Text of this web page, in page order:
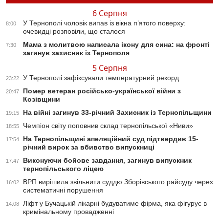
6 Серпня
8:00
У Тернополі чоловік випав із вікна п’ятого поверху:
очевидці розповіли, що сталося
7:30
Мама з молитвою написала ікону для сина: на фронті
загинув захисник із Тернополя
5 Серпня
23:22 У Тернополі зафіксували температурний рекорд
20:47
Помер ветеран російсько-української війни з
Козівщини
19:15 На війні загинув 33-річний Захисник із Тернопільщини
18:55 Чемпіон світу поповнив склад тернопільської «Ниви»
17:54
На Тернопільщині апеляційний суд підтвердив 15-
річний вирок за вбивство випускниці
17:47
Виконуючи бойове завдання, загинув випускник
тернопільського ліцею
16:02
ВРП вирішила звільнити суддю Зборівського райсуду через
систематичні порушення
14:08
Ліфт у Бучацькій лікарні будуватиме фірма, яка фігурує в
кримінальному провадженні